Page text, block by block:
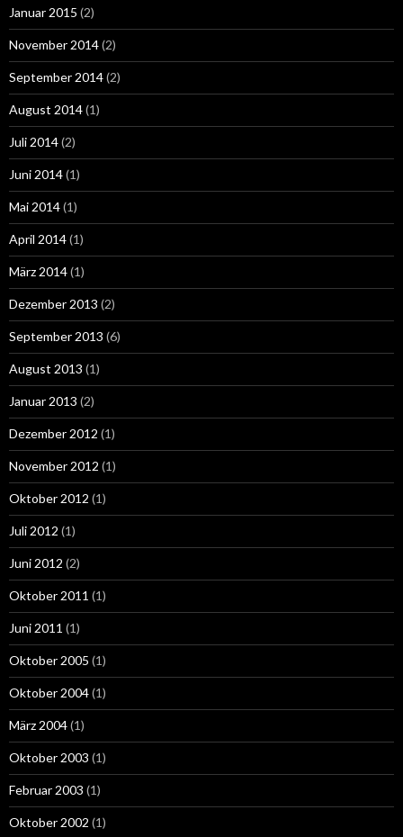
Januar 2015 (2)
November 2014(2)
September 2014(2)
August 2014(1)
Juli 2014(2)
Juni 2014(1)
Mai 2014(1)
April 2014(1)
März 2014(1)
Dezember 2013 (2)
September 2013 (6)
August 2013 (1)
Januar 2013 (2)
Dezember 2012 (1)
November 2012 (1)
Oktober 2012 (1)
Juli 2012 (1)
Juni 2012 (2)
Oktober 2011 (1)
Juni 2011 (1)
Oktober 2005 (1)
Oktober 2004(1)
März 2004(1)
Oktober 2003 (1)
Februar 2003 (1)
Oktober 2002 (1)